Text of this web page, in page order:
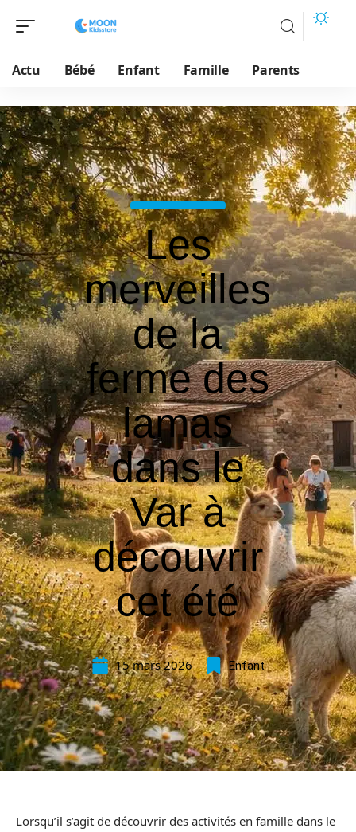
Actu Bébé Enfant Famille Parents
Les
merveilles
de la
ferme des
lamas
dans le
Var à
découvrir
cet été
15 mars 2026 Enfant
Lorsqu’il s’agit de découvrir des activités en famille dans le